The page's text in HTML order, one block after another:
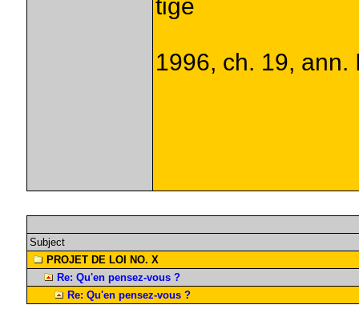
tige
1996, ch. 19, ann.
Subject
PROJET DE LOI NO. X
Re: Qu'en pensez-vous ?
Re: Qu'en pensez-vous ?